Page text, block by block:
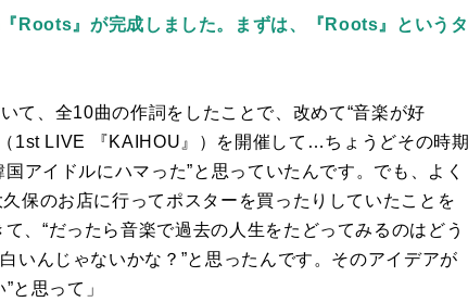
Roots』が完成しました。まずは、『Roots』というタ
て、全10曲の作詞をしたことで、改めて“音楽が好
1st LIVE 『KAIHOU 』）を開催して…ちょうどその時期
アイドルにハマった”と思っていたんです。でも、よく
保のお店に行ってポスターを買ったりしていたことを
、“だったら音楽で過去の人生をたどってみるのはどう
いんじゃないかな？”と思ったんです。そのアイデアが
と思って」